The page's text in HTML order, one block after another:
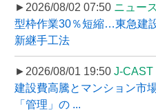
►2026/08/02 07:50 ニュー
型枠作業30％短縮…東急建
新継手工法
►2026/08/01 19:50 J-CAST
建設費高騰とマンション市
「管理」の ...